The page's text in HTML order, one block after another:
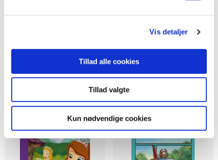
Vis detaljer
Tillad alle cookies
Tillad valgte
Kun nødvendige cookies
Mine første 100 maskiner
79,95 KR.
Plets første jul